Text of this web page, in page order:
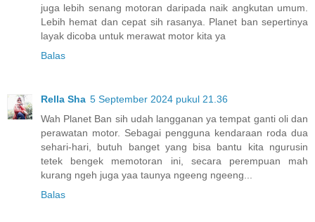
juga lebih senang motoran daripada naik angkutan umum.
Lebih hemat dan cepat sih rasanya. Planet ban sepertinya
layak dicoba untuk merawat motor kita ya
Balas
Rella Sha 5 September 2024 pukul 21.36
Wah Planet Ban sih udah langganan ya tempat ganti oli dan
perawatan motor. Sebagai pengguna kendaraan roda dua
sehari-hari, butuh banget yang bisa bantu kita ngurusin
tetek bengek memotoran ini, secara perempuan mah
kurang ngeh juga yaa taunya ngeeng ngeeng...
Balas